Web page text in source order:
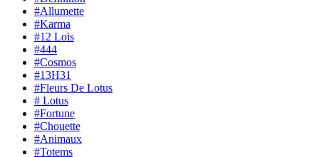
#Allumette
#Karma
#12 Lois
#444
#Cosmos
#13H31
#Fleurs De Lotus
# Lotus
#Fortune
#Chouette
#Animaux
#Totems